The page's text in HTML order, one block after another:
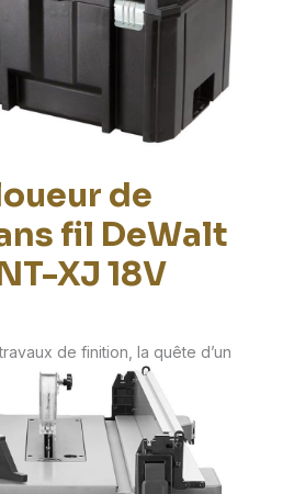
de
fil DeWalt
XJ 18V
de finition, la quête d’un
est essentielle